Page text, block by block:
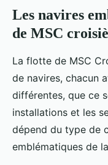
Les navires
de MSC
La flotte de MSC
de navires, chacun
différentes, que ce
installations et les
dépend du type de
emblématiques de